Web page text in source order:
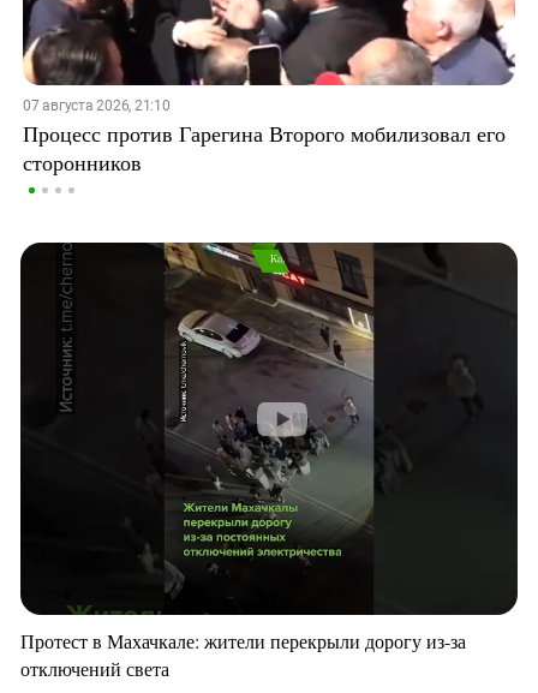
07 августа 2026, 21:10
Процесс против Гарегина Второго мобилизовал его
сторонников
Протест в Махачкале: жители перекрыли дорогу из-за
отключений света